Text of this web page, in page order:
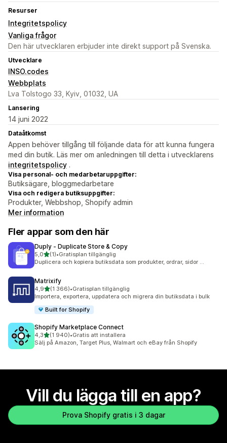
Resurser
Integritetspolicy
Vanliga frågor
Den här utvecklaren erbjuder inte direkt support på Svenska.
Utvecklare
INSO.codes
Webbplats
Lva Tolstogo 33, Kyiv, 01032, UA
Lansering
14 juni 2022
Dataåtkomst
Appen behöver tillgång till följande data för att kunna fungera
med din butik. Läs mer om anledningen till detta i utvecklarens
integritetspolicy .
Visa personal- och medarbetaruppgifter:
Butiksägare, bloggmedarbetare
Visa och redigera butiksuppgifter:
Produkter, Webbshop, Shopify admin
Mer information
Fler appar som den här
Duply ‑ Duplicate Store & Copy
5,0av 5 stjärnor
(1)
1 recensioner totalt
•Gratisplan tillgänglig
Duplicera och kopiera butiksdata som produkter, ordrar, sidor ...
Matrixify
4,9av 5 stjärnor
(1 366)
1366 recensioner totalt
•Gratisplan tillgänglig
Importera, exportera, uppdatera och migrera din butiksdata i bulk
Built for Shopify
Shopify Marketplace Connect
4,3av 5 stjärnor
(1 940)
1940 recensioner totalt
•Gratis att installera
Sälj på Amazon, Target Plus, Walmart och eBay från Shopify
Vill du lägga till en app?
Prova Shopify gratis i 3 dagar